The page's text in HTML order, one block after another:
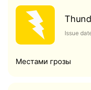
Issue
Местами грозы